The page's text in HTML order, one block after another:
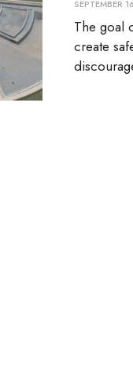
SEPTEMBER
The goal
create